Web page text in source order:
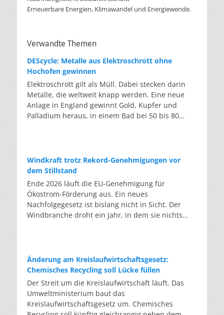
Erneuerbare Energien, Klimawandel und Energiewende.
Verwandte Themen
DEScycle: Metalle aus Elektroschrott ohne
Hochofen gewinnen
Elektroschrott gilt als Müll. Dabei stecken darin
Metalle, die weltweit knapp werden. Eine neue
Anlage in England gewinnt Gold, Kupfer und
Palladium heraus, in einem Bad bei 50 bis 80
tausend Grad ein. Energieintensiv und nur im
industriellen Großmaßstab möglich. Das Londoner
Start-up DEScycle hat im englischen Teesside eine
Demonstrationsanlage eröffnet, die ohne diese
Hitze auskommt: Ein chemisches Bad löst die
Metalle bei 50 bis 80 Grad heraus, statt sie
einzuschmelzen. Das Verfahren heißt Iono-
Platine Elektronen und macht sie dadurch löslich.
Unterschiedliche Lösungsmittel-Rezepturen holen
gezielt einzelne Metalle heraus. Zuerst Kupfer,
Silber und Palladium, danach separat das Gold.
Das Plastik der Platinen bleibt dabei
Windkraft trotz Rekord-Genehmigungen vor
dem Stillstand
Ende 2026 läuft die EU-Genehmigung für
Ökostrom-Förderung aus. Ein neues
Nachfolgegesetz ist bislang nicht in Sicht. Der
Windbranche droht ein Jahr, in dem sie nichts
die Verfahren laufen heute deutlich schneller. Die
Halbjahresbilanz der Branche bestätigt dieses
Muster: So viele Windräder wie nie zuvor wurden
genehmigt, doch im ersten Halbjahr gingen netto
nur rund zwei Gigawatt ans Netz. Der Bestand
liegt damit bei etwa 70 Gigawatt. Das gesetzliche
Änderung am Kreislaufwirtschaftsgesetz:
Chemisches Recycling soll Lücke füllen
Der Streit um die Kreislaufwirtschaft läuft. Das
Umweltministerium baut das
Kreislaufwirtschaftsgesetz um. Chemisches